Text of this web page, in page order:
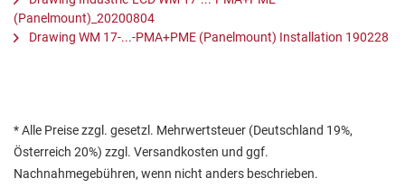
(Panelmount)_20200804
Drawing WM 17-...-PMA+PME (Panelmount) Installation 190228
* Alle Preise zzgl. gesetzl. Mehrwertsteuer (Deutschland 19%,
Österreich 20%) zzgl. Versandkosten und ggf.
Nachnahmegebühren, wenn nicht anders beschrieben.